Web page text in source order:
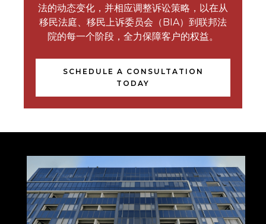
法的动态变化，并相应调整诉讼策略，以在从
移民法庭、移民上诉委员会（BIA）到联邦法
院的每一个阶段，全力保障客户的权益。
SCHEDULE A CONSULTATION
TODAY